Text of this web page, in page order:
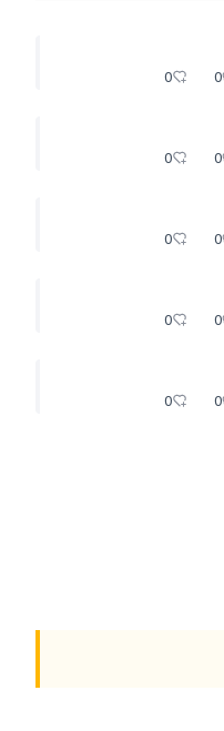
0
0
0
0
0
0
0
0
0
0